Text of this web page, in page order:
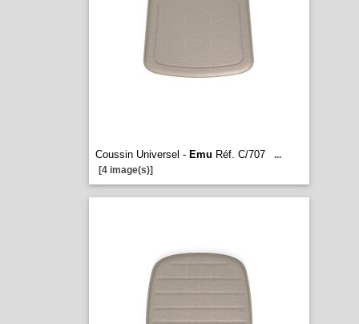
Coussin Universel - Emu Réf. C/707
...
[4 image(s)]